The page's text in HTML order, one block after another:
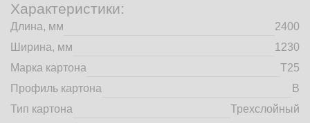
Рассчитать стоимость упаковки
Пн-Пт 8:00 - 17:00
+7 (4832) 71-44-42
г. Брянск, Белобережская улица, 1А
© 2014 - 2026 | ООО ТД "Брянский картон" Все права защищены,
Характеристики:
Длина, мм
2400
Ширина, мм
1230
Марка картона
Т25
Профиль картона
B
Тип картона
Трехслойный